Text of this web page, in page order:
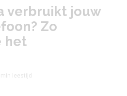
verbruikt jouw
Zo
het
min leestijd